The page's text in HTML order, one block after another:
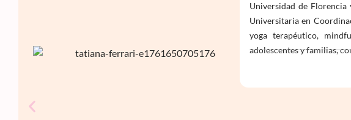
Universidad de
Universitaria en
yoga terapéutico,
adolescentes y familias,